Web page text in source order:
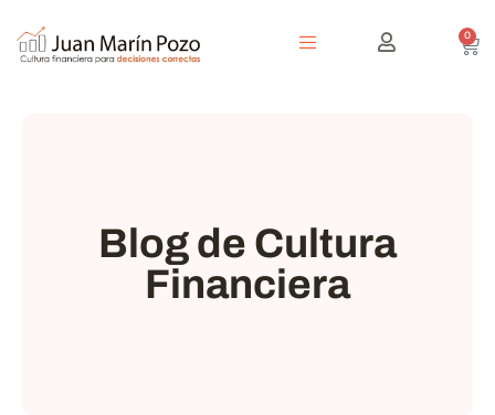
0
Blog de Cultura
Financiera